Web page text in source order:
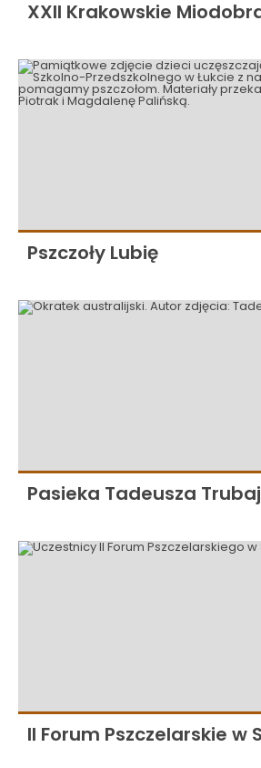
XXII Krakowskie
Pszczoły Lubię
Pasieka Tadeusza
II Forum Pszczelarskie w